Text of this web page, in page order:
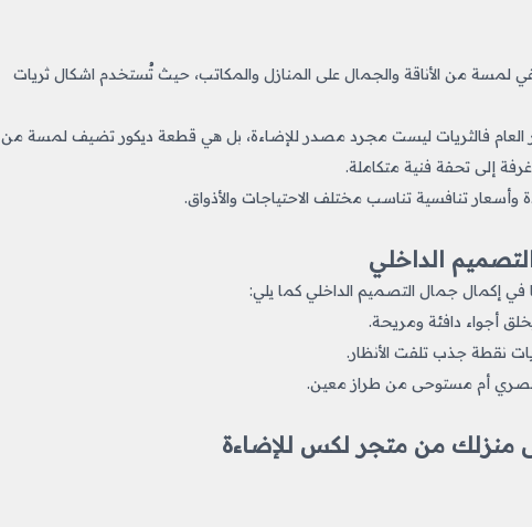
لمسة من الأناقة والجمال على المنازل والمكاتب، حيث تُستخدم اشكال ثريات​
العام فالثريات ليست مجرد مصدر للإضاءة، بل هي قطعة ديكور تضيف لمسة من
إلى تحفة فنية متكاملة.
تنافسية تناسب مختلف الاحتياجات والأذواق.
الداخلي
في إكمال جمال التصميم الداخلي كما يلي:
أجواء دافئة ومريحة.
نقطة جذب تلفت الأنظار.
عصري أم مستوحى من طراز معين.
منزلك من متجر لكس للإضاءة